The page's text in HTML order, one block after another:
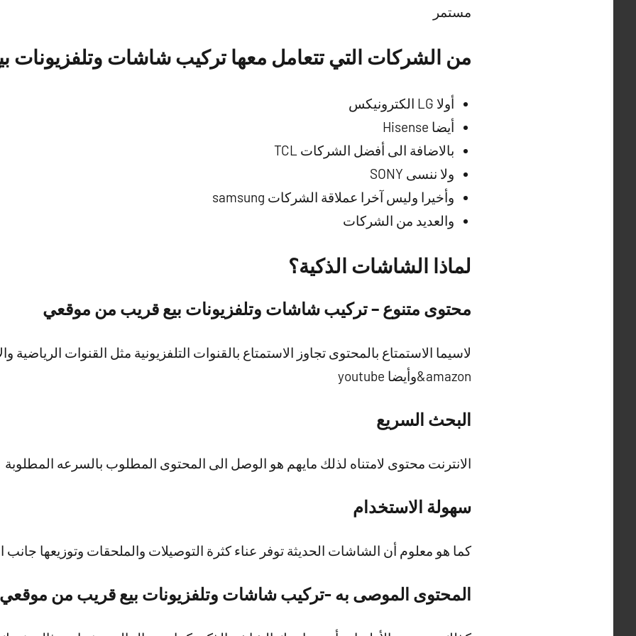
مستمر
من الشركات التي تتعامل معها تركيب شاشات وتلفزيونات
أولا LG الكترونيكس
أيضا Hisense
بالاضافة الى أفضل الشركات TCL
ولا ننسى SONY
وأخيرا وليس آخرا عملاقة الشركات samsung
والعديد من الشركات
لماذا الشاشات الذكية؟
محتوى متنوع – تركيب شاشات وتلفزيونات بيع قريب من موقعي
&amazonوأيضا youtube
البحث السريع
الانترنت محتوى لامتناه لذلك مايهم هو الوصل الى المحتوى المطلوب بالسرعه المطلوبة
سهولة الاستخدام
كما هو معلوم أن الشاشات الحديثة توفر عناء كثرة التوصيلات والملحقات وتوزيعها
المحتوى الموصى به -تركيب شاشات وتلفزيونات بيع قريب من موقعي